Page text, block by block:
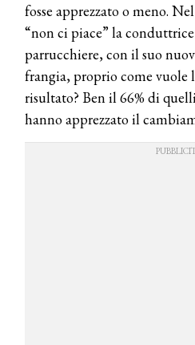
fosse apprezzato o meno.
“non ci piace” la
parrucchiere, con il suo
frangia, proprio come vuole
risultato? Ben il 66% di
hanno apprezzato il